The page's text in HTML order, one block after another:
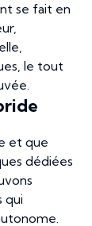
se fait en
le tout
et que
dédiées
qui